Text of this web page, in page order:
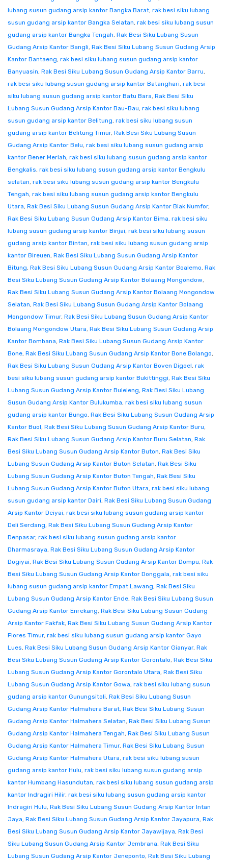
lubang susun gudang arsip kantor Bangka Barat, rak besi siku lubang
susun gudang arsip kantor Bangka Selatan, rak besi siku lubang susun
gudang arsip kantor Bangka Tengah, Rak Besi Siku Lubang Susun
Gudang Arsip Kantor Bangli, Rak Besi Siku Lubang Susun Gudang Arsip
Kantor Bantaeng, rak besi siku lubang susun gudang arsip kantor
Banyuasin, Rak Besi Siku Lubang Susun Gudang Arsip Kantor Barru,
rak besi siku lubang susun gudang arsip kantor Batanghari, rak besi
siku lubang susun gudang arsip kantor Batu Bara, Rak Besi Siku
Lubang Susun Gudang Arsip Kantor Bau-Bau, rak besi siku lubang
susun gudang arsip kantor Belitung, rak besi siku lubang susun
gudang arsip kantor Belitung Timur, Rak Besi Siku Lubang Susun
Gudang Arsip Kantor Belu, rak besi siku lubang susun gudang arsip
kantor Bener Meriah, rak besi siku lubang susun gudang arsip kantor
Bengkalis, rak besi siku lubang susun gudang arsip kantor Bengkulu
selatan, rak besi siku lubang susun gudang arsip kantor Bengkulu
Tengah, rak besi siku lubang susun gudang arsip kantor Bengkulu
Utara, Rak Besi Siku Lubang Susun Gudang Arsip Kantor Biak Numfor,
Rak Besi Siku Lubang Susun Gudang Arsip Kantor Bima, rak besi siku
lubang susun gudang arsip kantor Binjai, rak besi siku lubang susun
gudang arsip kantor Bintan, rak besi siku lubang susun gudang arsip
kantor Bireuen, Rak Besi Siku Lubang Susun Gudang Arsip Kantor
Bitung, Rak Besi Siku Lubang Susun Gudang Arsip Kantor Boalemo, Rak
Besi Siku Lubang Susun Gudang Arsip Kantor Bolaang Mongondow,
Rak Besi Siku Lubang Susun Gudang Arsip Kantor Bolaang Mongondow
Selatan, Rak Besi Siku Lubang Susun Gudang Arsip Kantor Bolaang
Mongondow Timur, Rak Besi Siku Lubang Susun Gudang Arsip Kantor
Bolaang Mongondow Utara, Rak Besi Siku Lubang Susun Gudang Arsip
Kantor Bombana, Rak Besi Siku Lubang Susun Gudang Arsip Kantor
Bone, Rak Besi Siku Lubang Susun Gudang Arsip Kantor Bone Bolango,
Rak Besi Siku Lubang Susun Gudang Arsip Kantor Boven Digoel, rak
besi siku lubang susun gudang arsip kantor Bukittinggi, Rak Besi Siku
Lubang Susun Gudang Arsip Kantor Buleleng, Rak Besi Siku Lubang
Susun Gudang Arsip Kantor Bulukumba, rak besi siku lubang susun
gudang arsip kantor Bungo, Rak Besi Siku Lubang Susun Gudang Arsip
Kantor Buol, Rak Besi Siku Lubang Susun Gudang Arsip Kantor Buru,
Rak Besi Siku Lubang Susun Gudang Arsip Kantor Buru Selatan, Rak
Besi Siku Lubang Susun Gudang Arsip Kantor Buton, Rak Besi Siku
Lubang Susun Gudang Arsip Kantor Buton Selatan, Rak Besi Siku
Lubang Susun Gudang Arsip Kantor Buton Tengah, Rak Besi Siku
Lubang Susun Gudang Arsip Kantor Buton Utara, rak besi siku lubang
susun gudang arsip kantor Dairi, Rak Besi Siku Lubang Susun Gudang
Arsip Kantor Deiyai, rak besi siku lubang susun gudang arsip kantor
Deli Serdang, Rak Besi Siku Lubang Susun Gudang Arsip Kantor
Denpasar, rak besi siku lubang susun gudang arsip kantor
Dharmasraya, Rak Besi Siku Lubang Susun Gudang Arsip Kantor
Dogiyai, Rak Besi Siku Lubang Susun Gudang Arsip Kantor Dompu, Rak
Besi Siku Lubang Susun Gudang Arsip Kantor Donggala, rak besi siku
lubang susun gudang arsip kantor Empat Lawang, Rak Besi Siku
Lubang Susun Gudang Arsip Kantor Ende, Rak Besi Siku Lubang Susun
Gudang Arsip Kantor Enrekang, Rak Besi Siku Lubang Susun Gudang
Arsip Kantor Fakfak, Rak Besi Siku Lubang Susun Gudang Arsip Kantor
Flores Timur, rak besi siku lubang susun gudang arsip kantor Gayo
Lues, Rak Besi Siku Lubang Susun Gudang Arsip Kantor Gianyar, Rak
Besi Siku Lubang Susun Gudang Arsip Kantor Gorontalo, Rak Besi Siku
Lubang Susun Gudang Arsip Kantor Gorontalo Utara, Rak Besi Siku
Lubang Susun Gudang Arsip Kantor Gowa, rak besi siku lubang susun
gudang arsip kantor Gunungsitoli, Rak Besi Siku Lubang Susun
Gudang Arsip Kantor Halmahera Barat, Rak Besi Siku Lubang Susun
Gudang Arsip Kantor Halmahera Selatan, Rak Besi Siku Lubang Susun
Gudang Arsip Kantor Halmahera Tengah, Rak Besi Siku Lubang Susun
Gudang Arsip Kantor Halmahera Timur, Rak Besi Siku Lubang Susun
Gudang Arsip Kantor Halmahera Utara, rak besi siku lubang susun
gudang arsip kantor Hulu, rak besi siku lubang susun gudang arsip
kantor Humbang Hasundutan, rak besi siku lubang susun gudang arsip
kantor Indragiri Hilir, rak besi siku lubang susun gudang arsip kantor
Indragiri Hulu, Rak Besi Siku Lubang Susun Gudang Arsip Kantor Intan
Jaya, Rak Besi Siku Lubang Susun Gudang Arsip Kantor Jayapura, Rak
Besi Siku Lubang Susun Gudang Arsip Kantor Jayawijaya, Rak Besi
Siku Lubang Susun Gudang Arsip Kantor Jembrana, Rak Besi Siku
Lubang Susun Gudang Arsip Kantor Jeneponto, Rak Besi Siku Lubang